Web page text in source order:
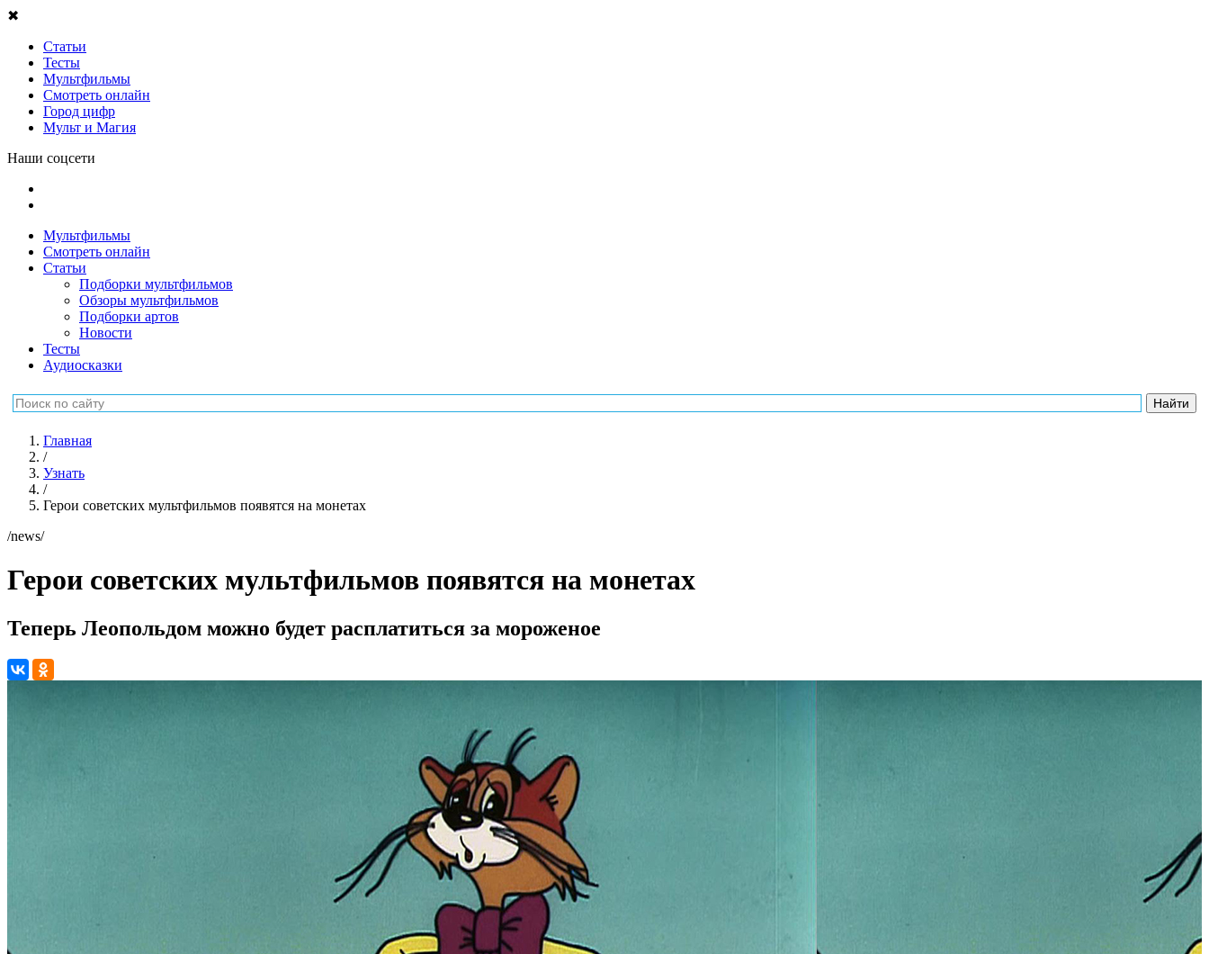
✖
Статьи
Тесты
Мультфильмы
Смотреть онлайн
Город цифр
Мульт и Магия
Наши соцсети
Мультфильмы
Смотреть онлайн
Статьи
Подборки мультфильмов
Обзоры мультфильмов
Подборки артов
Новости
Тесты
Аудиосказки
Главная
/
Узнать
/
Герои советских мультфильмов появятся на монетах
/news/
Герои советских мультфильмов появятся на монетах
Теперь Леопольдом можно будет расплатиться за мороженое